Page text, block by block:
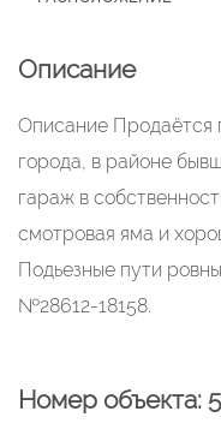
Описание
Описание Продаётся
города, в районе
гараж в
смотровая яма и
Подьезные пути
№28612-18158.
Номер объекта: